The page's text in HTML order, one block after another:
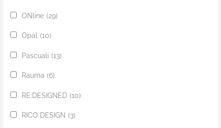
ONline (29)
Opal (10)
Pascuali (13)
Rauma (6)
RE:DESIGNED (10)
RICO DESIGN (3)